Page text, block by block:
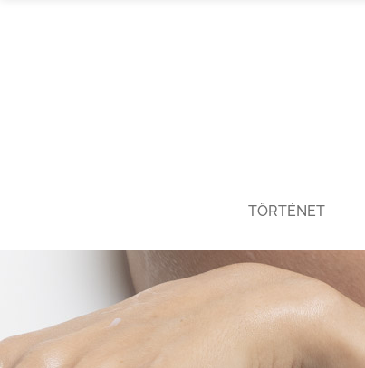
TÖRTÉNET